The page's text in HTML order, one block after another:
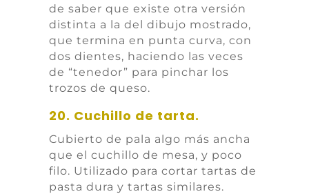
de saber que existe otra versión
distinta a la del dibujo mostrado,
que termina en punta curva, con
dos dientes, haciendo las veces
de “tenedor” para pinchar los
trozos de queso.
20. Cuchillo de tarta.
Cubierto de pala algo más ancha
que el cuchillo de mesa, y poco
filo. Utilizado para cortar tartas de
pasta dura y tartas similares.